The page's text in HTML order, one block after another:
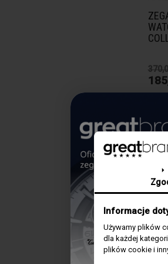
-50%
Informacje
Używamy plików
dla każdej
plików cookie i